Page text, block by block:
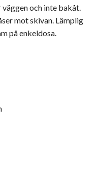
och inte bakåt.
mot skivan. Lämplig
på enkeldosa.